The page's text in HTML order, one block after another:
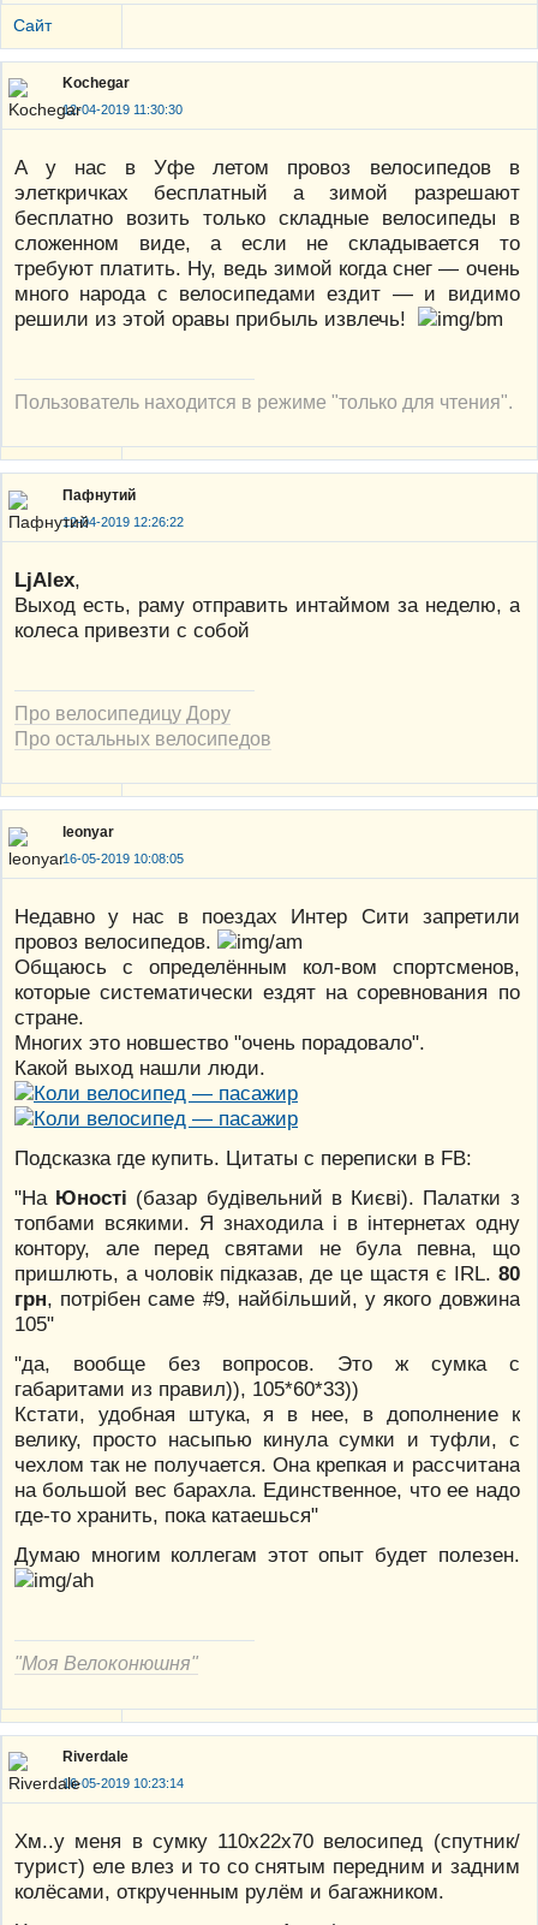
Сайт
Kochegar
12-04-2019 11:30:30
А у нас в Уфе летом провоз велосипедов в
элеткричках бесплатный а зимой разрешают
бесплатно возить только складные велосипеды в
сложенном виде, а если не складывается то
требуют платить. Ну, ведь зимой когда снег — очень
много народа с велосипедами ездит — и видимо
решили из этой оравы прибыль извлечь!
Пользователь находится в режиме "только для чтения".
Пафнутий
12-04-2019 12:26:22
LjAlex,
Выход есть, раму отправить интаймом за неделю, а
колеса привезти с собой
Про велосипедицу Дору
Про остальных велосипедов
leonyar
16-05-2019 10:08:05
Недавно у нас в поездах Интер Сити запретили
провоз велосипедов.
Общаюсь с определённым кол-вом спортсменов,
которые систематически ездят на соревнования по
стране.
Многих это новшество "очень порадовало".
Какой выход нашли люди.
Подсказка где купить. Цитаты с переписки в FB:
"На Юності (базар будівельний в Києві). Палатки з
топбами всякими. Я знаходила і в інтернетах одну
контору, але перед святами не була певна, що
пришлють, а чоловік підказав, де це щастя є IRL. 80
грн, потрібен саме #9, найбільший, у якого довжина
105"
"да, вообще без вопросов. Это ж сумка с
габаритами из правил)), 105*60*33))
Кстати, удобная штука, я в нее, в дополнение к
велику, просто насыпью кинула сумки и туфли, с
чехлом так не получается. Она крепкая и рассчитана
на большой вес барахла. Единственное, что ее надо
где-то хранить, пока катаешься"
Думаю многим коллегам этот опыт будет полезен.
"Моя Велоконюшня"
Riverdale
16-05-2019 10:23:14
Хм..у меня в сумку 110х22х70 велосипед (спутник/
турист) еле влез и то со снятым передним и задним
колёсами, открученным рулём и багажником.